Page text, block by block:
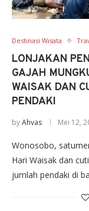
Destinasi Wisata
LONJAKAN
GAJAH
WAISAK DAN
PENDAKI
byAhvas Mei 12,
Wonosobo,
Hari Waisak dan
jumlah pendaki di